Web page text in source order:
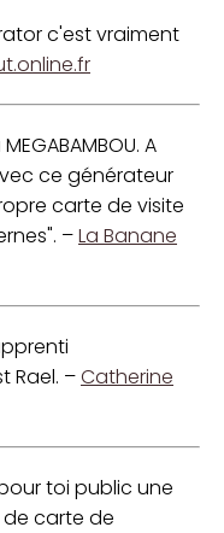
c'est vraiment
A
ce générateur
carte de visite
–La Banane
Rael. –Catherine
toi public une
de carte de